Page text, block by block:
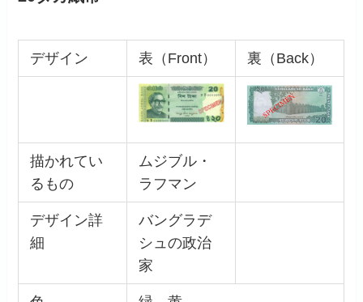
デザイン 表（Front） 裏（Back）
描かれてい
るもの
ムジブル・
ラフマン
デザイン詳
細
バングラデ
シュの政治
家